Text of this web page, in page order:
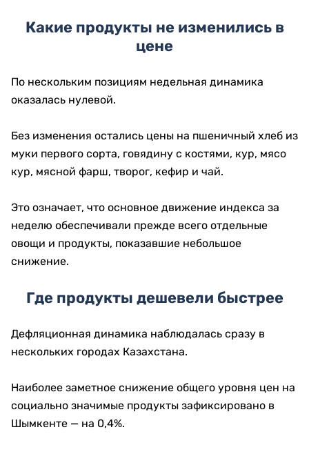
Какие продукты не изменились в
цене
По нескольким позициям недельная динамика
оказалась нулевой.
Без изменения остались цены на пшеничный хлеб из
муки первого сорта, говядину с костями, кур, мясо
кур, мясной фарш, творог, кефир и чай.
Это означает, что основное движение индекса за
неделю обеспечивали прежде всего отдельные
овощи и продукты, показавшие небольшое
снижение.
Где продукты дешевели быстрее
Дефляционная динамика наблюдалась сразу в
нескольких городах Казахстана.
Наиболее заметное снижение общего уровня цен на
социально значимые продукты зафиксировано в
Шымкенте — на 0,4%.